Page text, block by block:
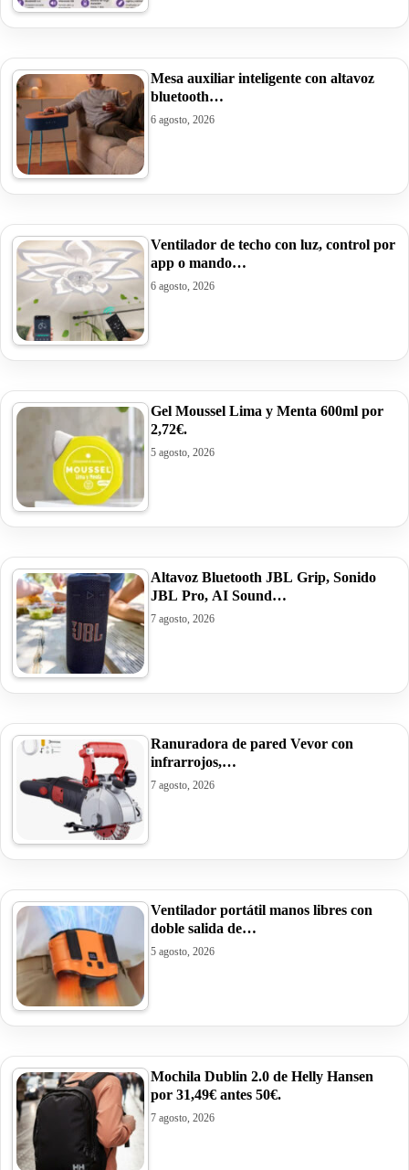
Mesa auxiliar inteligente con altavoz
bluetooth…
6 agosto, 2026
Ventilador de techo con luz, control por
app o mando…
6 agosto, 2026
Gel Moussel Lima y Menta 600ml por
2,72€.
5 agosto, 2026
Altavoz Bluetooth JBL Grip, Sonido
JBL Pro, AI Sound…
7 agosto, 2026
Ranuradora de pared Vevor con
infrarrojos,…
7 agosto, 2026
Ventilador portátil manos libres con
doble salida de…
5 agosto, 2026
Mochila Dublin 2.0 de Helly Hansen
por 31,49€ antes 50€.
7 agosto, 2026